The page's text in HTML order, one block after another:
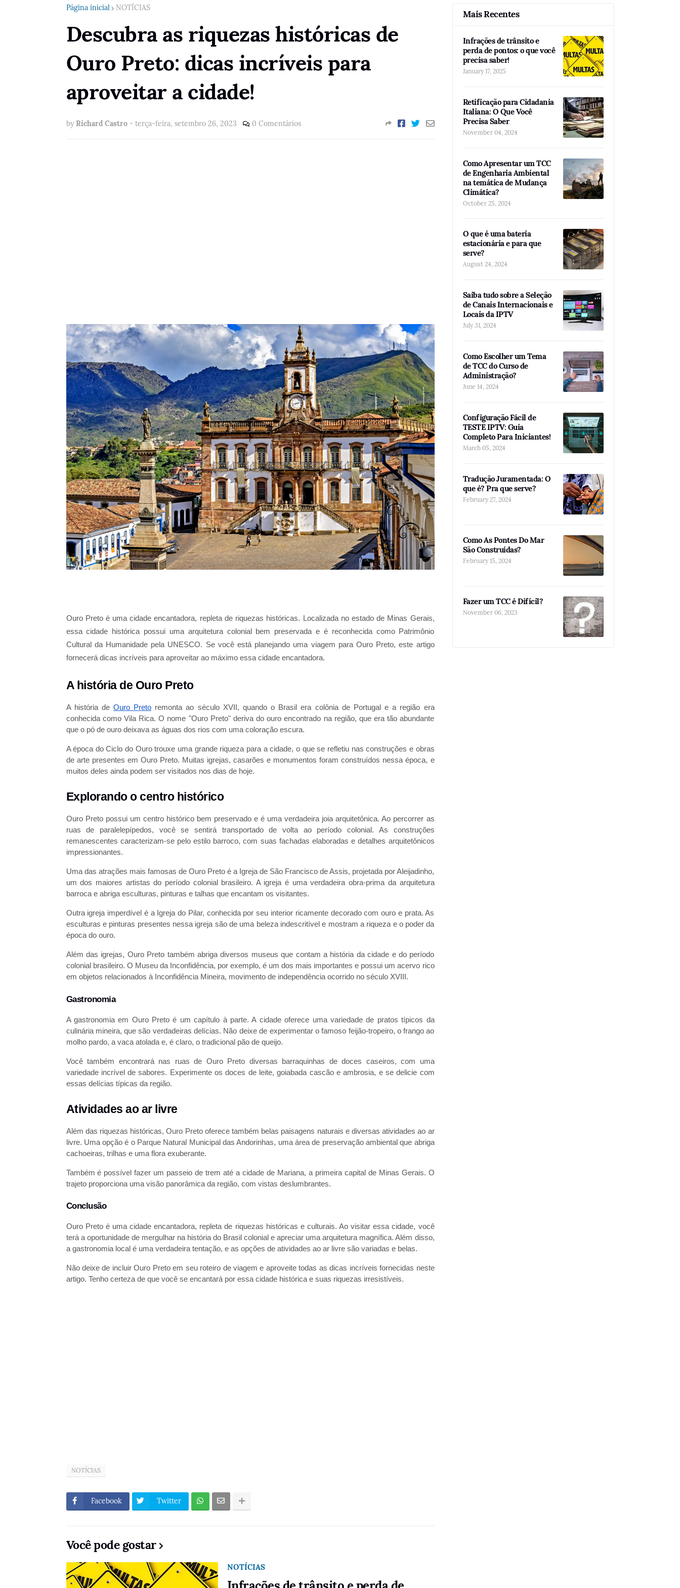
Página inicial NOTÍCIAS
Descubra as riquezas históricas de
Ouro Preto: dicas incríveis para
aproveitar a cidade!
by Richard Castro - terça-feira, setembro 26, 2023 0 Comentários
Ouro Preto é uma cidade encantadora, repleta de riquezas históricas. Localizada no estado de Minas Gerais,
essa cidade histórica possui uma arquitetura colonial bem preservada e é reconhecida como Patrimônio
Cultural da Humanidade pela UNESCO. Se você está planejando uma viagem para Ouro Preto, este artigo
fornecerá dicas incríveis para aproveitar ao máximo essa cidade encantadora.
A história de Ouro Preto
A história de Ouro Preto remonta ao século XVII, quando o Brasil era colônia de Portugal e a região era
conhecida como Vila Rica. O nome "Ouro Preto" deriva do ouro encontrado na região, que era tão abundante
que o pó de ouro deixava as águas dos rios com uma coloração escura.
A época do Ciclo do Ouro trouxe uma grande riqueza para a cidade, o que se refletiu nas construções e obras
de arte presentes em Ouro Preto. Muitas igrejas, casarões e monumentos foram construídos nessa época, e
muitos deles ainda podem ser visitados nos dias de hoje.
Explorando o centro histórico
Ouro Preto possui um centro histórico bem preservado e é uma verdadeira joia arquitetônica. Ao percorrer as
ruas de paralelepípedos, você se sentirá transportado de volta ao período colonial. As construções
remanescentes caracterizam-se pelo estilo barroco, com suas fachadas elaboradas e detalhes arquitetônicos
impressionantes.
Uma das atrações mais famosas de Ouro Preto é a Igreja de São Francisco de Assis, projetada por Aleijadinho,
um dos maiores artistas do período colonial brasileiro. A igreja é uma verdadeira obra-prima da arquitetura
barroca e abriga esculturas, pinturas e talhas que encantam os visitantes.
Outra igreja imperdível é a Igreja do Pilar, conhecida por seu interior ricamente decorado com ouro e prata. As
esculturas e pinturas presentes nessa igreja são de uma beleza indescritível e mostram a riqueza e o poder da
época do ouro.
Além das igrejas, Ouro Preto também abriga diversos museus que contam a história da cidade e do período
colonial brasileiro. O Museu da Inconfidência, por exemplo, é um dos mais importantes e possui um acervo rico
em objetos relacionados à Inconfidência Mineira, movimento de independência ocorrido no século XVIII.
Gastronomia
A gastronomia em Ouro Preto é um capítulo à parte. A cidade oferece uma variedade de pratos típicos da
culinária mineira, que são verdadeiras delícias. Não deixe de experimentar o famoso feijão-tropeiro, o frango ao
molho pardo, a vaca atolada e, é claro, o tradicional pão de queijo.
Você também encontrará nas ruas de Ouro Preto diversas barraquinhas de doces caseiros, com uma
variedade incrível de sabores. Experimente os doces de leite, goiabada cascão e ambrosia, e se delicie com
essas delícias típicas da região.
Atividades ao ar livre
Além das riquezas históricas, Ouro Preto oferece também belas paisagens naturais e diversas atividades ao ar
livre. Uma opção é o Parque Natural Municipal das Andorinhas, uma área de preservação ambiental que abriga
cachoeiras, trilhas e uma flora exuberante.
Também é possível fazer um passeio de trem até a cidade de Mariana, a primeira capital de Minas Gerais. O
trajeto proporciona uma visão panorâmica da região, com vistas deslumbrantes.
Conclusão
Ouro Preto é uma cidade encantadora, repleta de riquezas históricas e culturais. Ao visitar essa cidade, você
terá a oportunidade de mergulhar na história do Brasil colonial e apreciar uma arquitetura magnífica. Além disso,
a gastronomia local é uma verdadeira tentação, e as opções de atividades ao ar livre são variadas e belas.
Não deixe de incluir Ouro Preto em seu roteiro de viagem e aproveite todas as dicas incríveis fornecidas neste
artigo. Tenho certeza de que você se encantará por essa cidade histórica e suas riquezas irresistíveis.
NOTÍCIAS
Facebook Twitter
Você pode gostar
NOTÍCIAS
Mais Recentes
Infrações de trânsito e
perda de pontos: o que você
precisa saber!
January 17, 2025
Retificação para Cidadania
Italiana: O Que Você
Precisa Saber
November 04, 2024
Como Apresentar um TCC
de Engenharia Ambiental
na temática de Mudança
Climática?
October 25, 2024
O que é uma bateria
estacionária e para que
serve?
August 24, 2024
Saiba tudo sobre a Seleção
de Canais Internacionais e
Locais da IPTV
July 31, 2024
Como Escolher um Tema
de TCC do Curso de
Administração?
June 14, 2024
Configuração Fácil de
TESTE IPTV: Guia
Completo Para Iniciantes!
March 05, 2024
Tradução Juramentada: O
que é? Pra que serve?
February 27, 2024
Como As Pontes Do Mar
São Construídas?
February 15, 2024
Fazer um TCC é Difícil?
November 06, 2023